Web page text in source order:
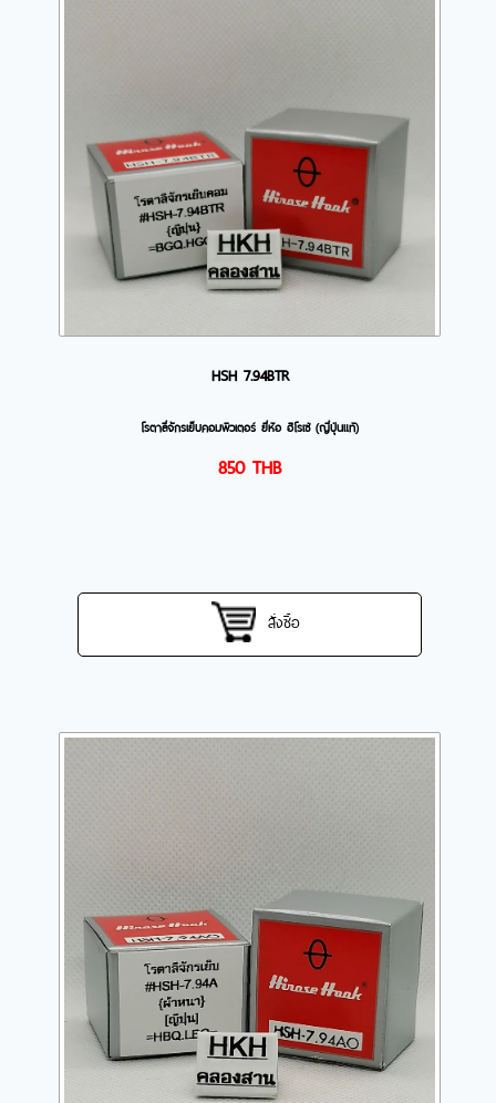
HSH 7.94BTR
โรตาลี่จักรเย็บคอมพิวเตอร์ ยี่ห้อ ฮิโรเซ่ (ญี่ปุ่นแท้)
850 THB
สั่งซื้อ